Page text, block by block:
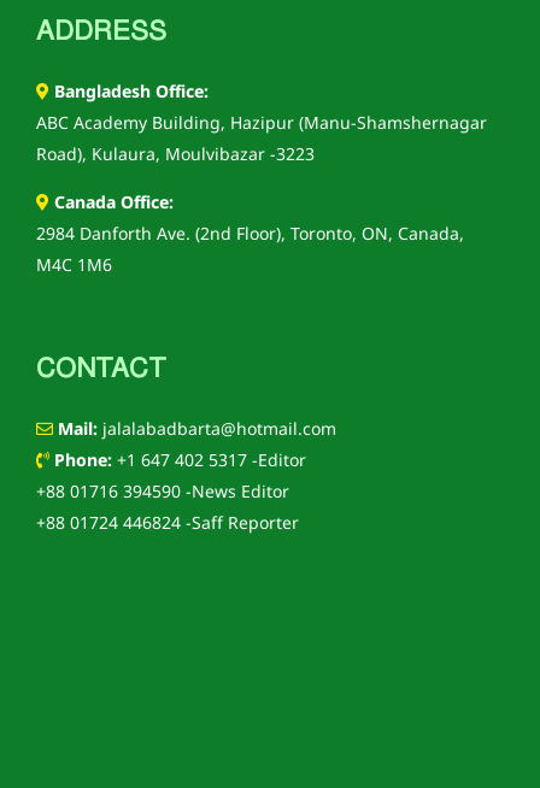
ADDRESS
Bangladesh Office:
ABC Academy Building, Hazipur (Manu-Shamshernagar
Road), Kulaura, Moulvibazar -3223
Canada Office:
2984 Danforth Ave. (2nd Floor), Toronto, ON, Canada,
M4C 1M6
CONTACT
Mail: jalalabadbarta@hotmail.com
Phone: +1 647 402 5317 -Editor
+88 01716 394590 -News Editor
+88 01724 446824 -Saff Reporter